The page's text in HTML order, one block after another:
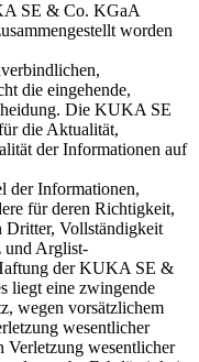
SE & Co. KGaA
worden
die eingehende,
Die KUKA SE
die Aktualität,
der Informationen auf
der Informationen,
für deren Richtigkeit,
Dritter, Vollständigkeit
und Arglist-
der KUKA SE &
liegt eine zwingende
wegen vorsätzlichem
wesentlicher
Verletzung wesentlicher